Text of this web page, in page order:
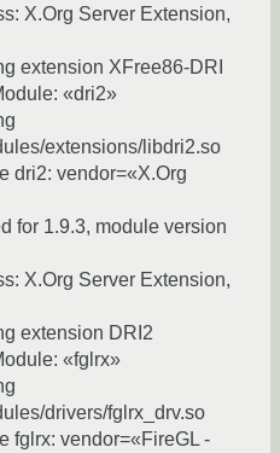
X.Org Server Extension,
extension XFree86-DRI
«dri2»
extensions/libdri2.so
dri2: vendor=«X.Org
for 1.9.3, module version
X.Org Server Extension,
extension DRI2
«fglrx»
drivers/fglrx_drv.so
fglrx: vendor=«FireGL -